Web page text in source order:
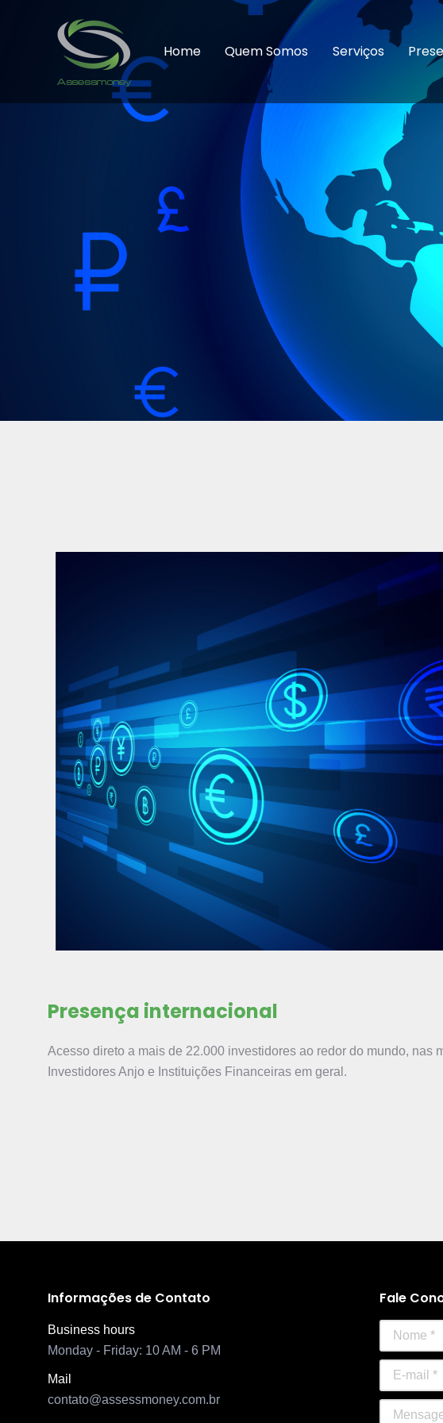
Home Quem Somos Serviços
Presença internacional
Acesso direto a mais de 22.000 investidores ao redor do mundo,
Investidores Anjo e Instituições Financeiras em geral.
Informações de Contato
Business hours
Monday - Friday: 10 AM - 6 PM
Mail
contato@assessmoney.com.br
Fale
Nome *
E-mail *
Mensagem